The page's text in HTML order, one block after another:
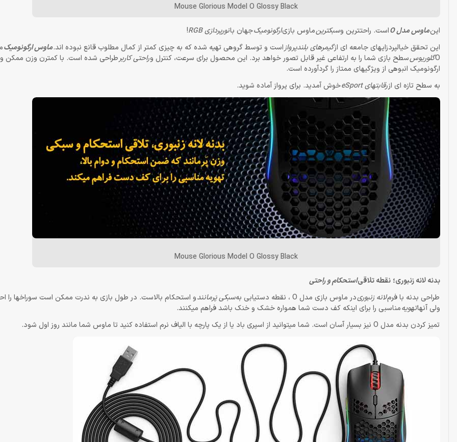
Mouse Glorious Model O Glossy Black
اینماوس مدل O است. راحتترین وسبکترینماوس بازیارگونومیکجهان بانورپردازی RGB
!
این تحقق خیالپردزایهای جامعه ای ازگیمرهای بلندپروازاست و توسط گروهی تهیه شده که به چیزی کمتر از کمال مطلوب قانع نبوده اند.ماوس ارگونومیک
Oگلوریوسسطح بازی شما را به ارتفاعی غیر قابل تصور خواهد برد. این محصول برای سرعت، کنترل وراحتی کاربرطراحی شده است. با کمترن وزن ممکن
ارگونومیک انبوهی از ویژگیهای ممتاز را گردآورده است.
به سطح تازه ای ازرقابتهای eSport خوش آمدید. برای پرواز آماده شوید.
Mouse Glorious Model O Glossy Black
بدنه لانه زنبوری؛ نقطه تلاقیاستحکام و راحتی
طراحی بدنه با فرملانه زنبوریدر ماوس بازی مدل O ، نقطه دستیابی به سبکی پَرمانندو استحکام بالاست. در طول بازی به ندرت ممکن است سوراخها را
ولی آنهاتهویهمناسبی را برای اینکه کف دست شما همواره خشک و خنک باشد فراهم میکنند.
تمیز کردن بدنه مدل O نیز بسیار آسان است. شما میتوانید از اسپری باد یا از یک پارچه با الیاف نرم استفاده کنید تا ماوس شما مانند روز اول شود.